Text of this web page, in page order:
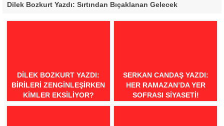
Dilek Bozkurt Yazdı: Sırtından Bıçaklanan Gelecek
DILEK BOZKURT YAZDI:
BIRILERI ZENGINLEŞIRKEN
KIMLER EKSILIYOR?
SERKAN CANDAŞ YAZDI:
HER RAMAZAN’DA YER
SOFRASI SIYASETI!